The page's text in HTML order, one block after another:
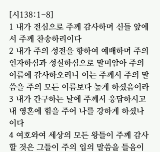
[시138:1-8]
1 내가 전심으로 주께 감사하며 신들 앞에
서 주께 찬송하리이다
2 내가 주의 성전을 향하여 예배하며 주의
인자하심과 성실하심으로 말미암아 주의
이름에 감사하오리니 이는 주께서 주의 말
씀을 주의 모든 이름보다 높게 하셨음이라
3 내가 간구하는 날에 주께서 응답하시고
내 영혼에 힘을 주어 나를 강하게 하셨나
이다
4 여호와여 세상의 모든 왕들이 주께 감사
할 것은 그들이 주의 입의 말씀을 들음이